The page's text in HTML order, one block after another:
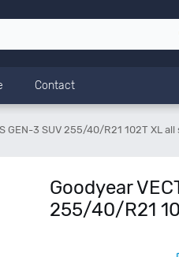
Contact
GEN-3 SUV 255/40/R21 102T XL all
Goodyear
255/40/R21